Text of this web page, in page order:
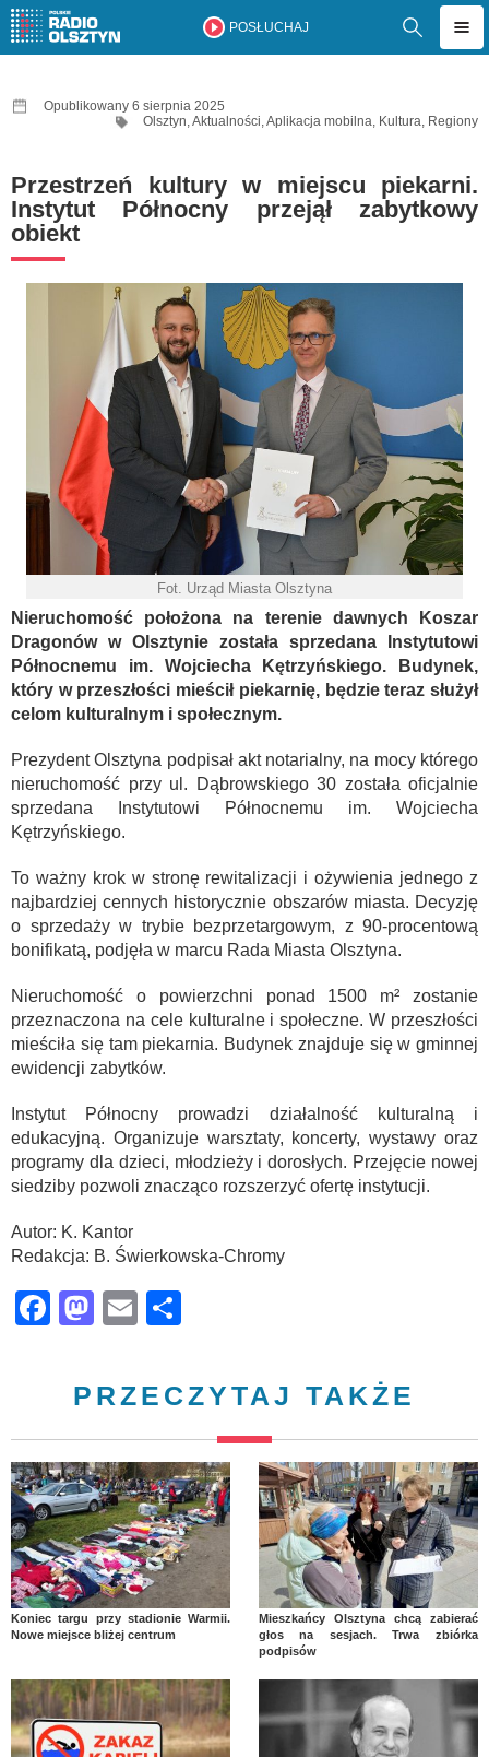
POSŁUCHAJ
Opublikowany 6 sierpnia 2025
Olsztyn,Aktualności,Aplikacja mobilna, Kultura, Regiony
Przestrzeń kultury w miejscu piekarni.
Instytut Północny przejął zabytkowy
obiekt
Fot. Urząd Miasta Olsztyna
Nieruchomość położona na terenie dawnych Koszar
Dragonów w Olsztynie została sprzedana Instytutowi
Północnemu im. Wojciecha Kętrzyńskiego. Budynek,
który w przeszłości mieścił piekarnię, będzie teraz służył
celom kulturalnym i społecznym.
Prezydent Olsztyna podpisał akt notarialny, na mocy którego
nieruchomość przy ul. Dąbrowskiego 30 została oficjalnie
sprzedana Instytutowi Północnemu im. Wojciecha
Kętrzyńskiego.
To ważny krok w stronę rewitalizacji i ożywienia jednego z
najbardziej cennych historycznie obszarów miasta. Decyzję
o sprzedaży w trybie bezprzetargowym, z 90-procentową
bonifikatą, podjęła w marcu Rada Miasta Olsztyna.
Nieruchomość o powierzchni ponad 1500 m² zostanie
przeznaczona na cele kulturalne i społeczne. W przeszłości
mieściła się tam piekarnia. Budynek znajduje się w gminnej
ewidencji zabytków.
Instytut Północny prowadzi działalność kulturalną i
edukacyjną. Organizuje warsztaty, koncerty, wystawy oraz
programy dla dzieci, młodzieży i dorosłych. Przejęcie nowej
siedziby pozwoli znacząco rozszerzyć ofertę instytucji.
Autor: K. Kantor
Redakcja: B. Świerkowska-Chromy
Facebook
Mastodon
Email
PRZECZYTAJ TAKŻE
Koniec targu przy stadionie Warmii.
Nowe miejsce bliżej centrum
Mieszkańcy Olsztyna chcą zabierać
głos na sesjach. Trwa zbiórka
podpisów